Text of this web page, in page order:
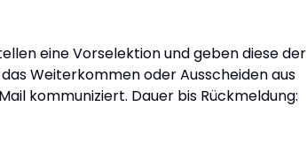
eine Vorselektion und geben diese der
Weiterkommen oder Ausscheiden aus
kommuniziert. Dauer bis Rückmeldung: